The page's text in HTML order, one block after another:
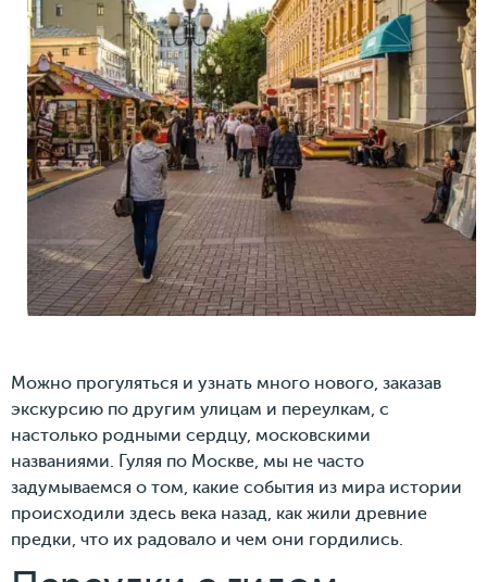
Можно прогуляться и узнать много нового, заказав
экскурсию по другим улицам и переулкам, с
настолько родными сердцу, московскими
названиями. Гуляя по Москве, мы не часто
задумываемся о том, какие события из мира истории
происходили здесь века назад, как жили древние
предки, что их радовало и чем они гордились.